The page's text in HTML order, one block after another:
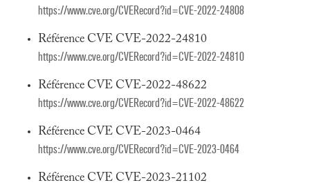
https://www.cve.org/CVERecord?id=CVE-2022-24808
Référence CVE CVE-2022-24810
https://www.cve.org/CVERecord?id=CVE-2022-24810
Référence CVE CVE-2022-48622
https://www.cve.org/CVERecord?id=CVE-2022-48622
Référence CVE CVE-2023-0464
https://www.cve.org/CVERecord?id=CVE-2023-0464
Référence CVE CVE-2023-21102